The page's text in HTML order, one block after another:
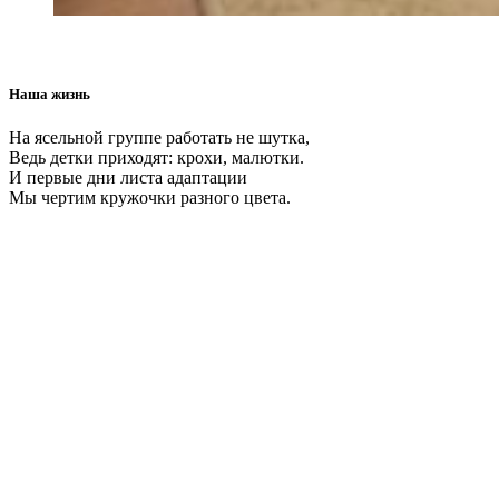
Наша жизнь
На ясельной группе работать не шутка,
Ведь детки приходят: крохи, малютки.
И первые дни листа адаптации
Мы чертим кружочки разного цвета.